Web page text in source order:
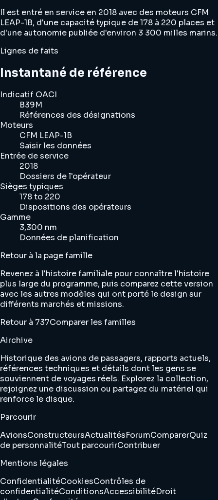
Il est entré en service en 2018 avec des moteurs CFM
LEAP-1B, d'une capacité typique de 178 à 220 places et
d'une autonomie publiée d'environ 3 300 milles marins.
Lignes de faits
Instantané de référence
Indicatif OACI
B39M
Références des désignations
Moteurs
CFM LEAP-1B
Saisir les données
Entrée de service
2018
Dossiers de l'opérateur
Sièges typiques
178 to 220
Dispositions des opérateurs
Gamme
3,300 nm
Données de planification
Retour à la page famille
Revenez à l'histoire familiale pour connaître l'histoire
plus large du programme, puis comparez cette version
avec les autres modèles qui ont porté le design sur
différents marchés et missions.
Retour à 737Comparer les familles
Airchive
Historique des avions de passagers, rapports actuels,
références techniques et détails dont les gens se
souviennent de voyages réels. Explorez la collection,
rejoignez une discussion ou partagez du matériel qui
renforce le disque.
Parcourir
AvionsConstructeursActualitésForumComparerQuiz
de personnalitéTout parcourirContribuer
Mentions légales
ConfidentialitéCookiesContrôles de
confidentialitéConditionsAccessibilitéDroit